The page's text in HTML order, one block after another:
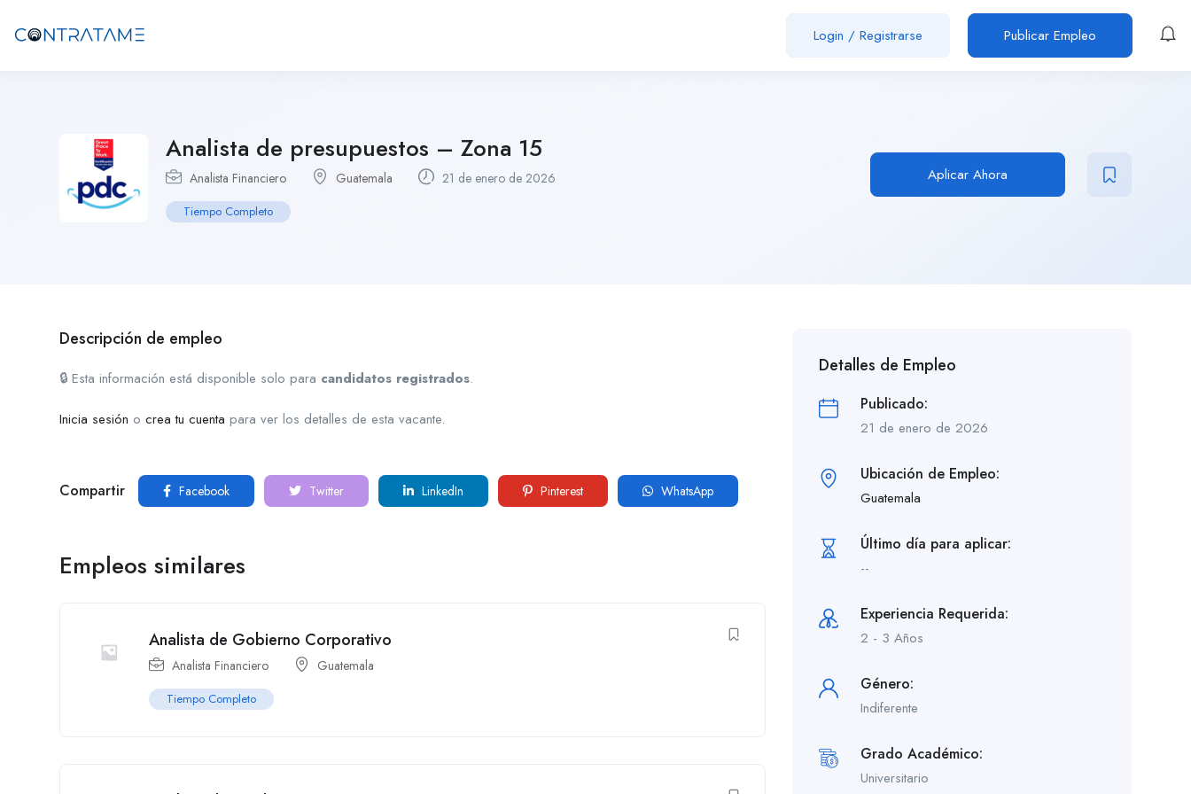
Login / Registrarse Publicar Empleo
Analista de presupuestos – Zona 15
Analista Financiero Guatemala 21 de enero de 2026
Tiempo Completo
Aplicar Ahora
Descripción de empleo
🔒 Esta información está disponible solo para candidatos registrados.
Inicia sesión o crea tu cuenta para ver los detalles de esta vacante.
Compartir Facebook Twitter LinkedIn Pinterest WhatsApp
Empleos similares
Analista de Gobierno Corporativo
Analista Financiero Guatemala
Tiempo Completo
Detalles de Empleo
Publicado:
21 de enero de 2026
Ubicación de Empleo:
Guatemala
Último día para aplicar:
--
Experiencia Requerida:
2 - 3 Años
Género:
Indiferente
Grado Académico:
Universitario